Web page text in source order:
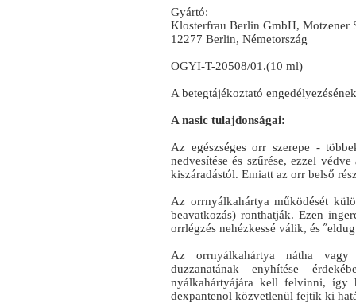
Gyártó:
Klosterfrau Berlin GmbH, Motzener
12277 Berlin, Németország
OGYI-T-20508/01.(10 ml)
A betegtájékoztató
A nasic tulajdonságai:
Az egészséges orr szerepe -
nedvesítése és szűrése, ezzel
kiszáradástól. Emiatt az orr belső
Az orrnyálkahártya működését
beavatkozás) ronthatják. Ezen
orrlégzés nehézkessé válik, és
Az orrnyálkahártya nátha vagy
duzzanatának enyhítése
nyálkahártyájára kell felvinni, így
dexpantenol közvetlenül fejtik ki